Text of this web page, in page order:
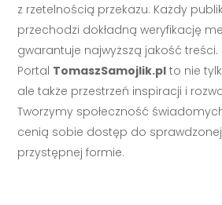
z rzetelnością przekazu. Każdy
przechodzi dokładną weryfikację
gwarantuje najwyższą jakość treści.
Portal TomaszSamojlik.pl to nie
ale także przestrzeń inspiracji i
Tworzymy społeczność
cenią sobie dostęp do
przystępnej formie.